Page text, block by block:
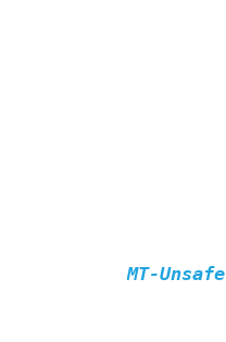
MT-Unsafe